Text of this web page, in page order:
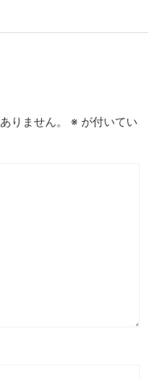
りません。 ※ が付いてい